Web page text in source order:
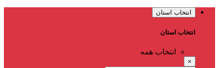
انتخاب استان
انتخاب استان
انتخاب همه
×